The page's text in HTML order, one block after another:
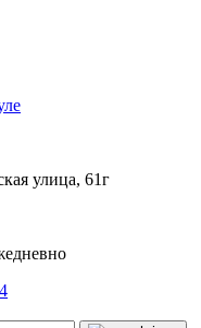
улица, 61г